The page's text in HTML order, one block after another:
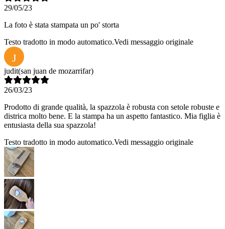
29/05/23
La foto è stata stampata un po' storta
Testo tradotto in modo automatico.Vedi messaggio originale
J
judit(san juan de mozarrifar)
26/03/23
Prodotto di grande qualità, la spazzola è robusta con setole robuste e
districa molto bene. E la stampa ha un aspetto fantastico. Mia figlia è
entusiasta della sua spazzola!
Testo tradotto in modo automatico.Vedi messaggio originale